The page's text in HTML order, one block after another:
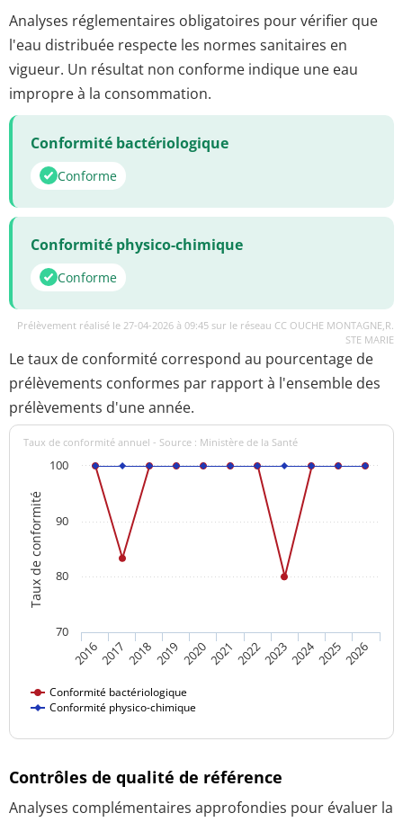
Analyses réglementaires obligatoires pour vérifier que
l'eau distribuée respecte les normes sanitaires en
vigueur. Un résultat non conforme indique une eau
impropre à la consommation.
Conformité bactériologique
Conforme
Conformité physico-chimique
Conforme
Prélèvement réalisé le 27-04-2026 à 09:45 sur le réseau CC OUCHE MONTAGNE,R.
STE MARIE
Le taux de conformité correspond au pourcentage de
prélèvements conformes par rapport à l'ensemble des
prélèvements d'une année.
Taux de conformité
Taux de conformité annuel - Source : Ministère de la Santé
Conformité bactériologique
Conformité physico-chimique
20162017 201820192020202120222023202420252026
80
90
100
70
Contrôles de qualité de référence
Analyses complémentaires approfondies pour évaluer la